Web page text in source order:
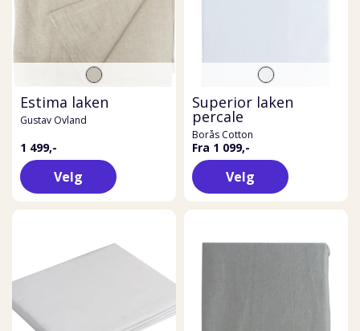
Estima laken
Gustav Ovland
1 499,-
Velg
Superior laken
percale
Borås Cotton
Fra 1 099,-
Velg